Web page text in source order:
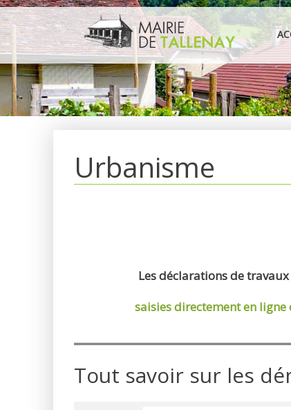
Aller
au
contenu
Urbanisme
Les déclarations de
saisies directement en ligne
Tout savoir sur les